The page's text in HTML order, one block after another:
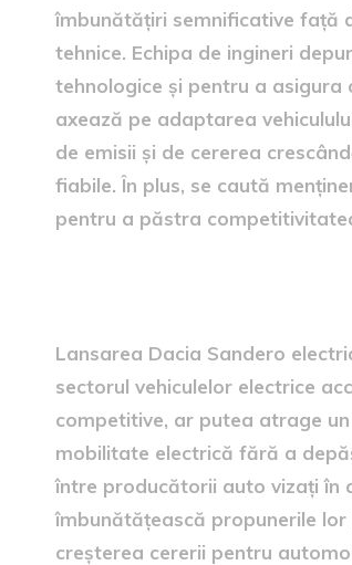
îmbunătățiri semnificative față
tehnice. Echipa de ingineri
tehnologice și pentru a asigura
axează pe adaptarea
de emisii și de cererea
fiabile. În plus, se caută
pentru a păstra
Lansarea Dacia Sandero
sectorul vehiculelor electrice
competitive, ar putea atrage
mobilitate electrică fără a
între producătorii auto vizați în
îmbunătățească propunerile lor
creșterea cererii pentru